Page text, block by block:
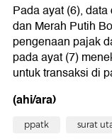
Pada ayat (6),
dan Merah Putih
pengenaan pajak
pada ayat (7)
untuk transaksi di
(ahi/ara)
ppatk surat